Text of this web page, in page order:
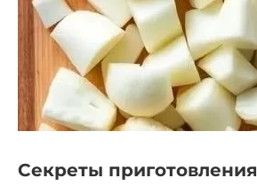
Секреты приготовления